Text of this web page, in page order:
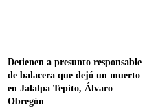
Detienen a presunto responsable
de balacera que dejó un muerto
en Jalalpa Tepito, Álvaro
Obregón